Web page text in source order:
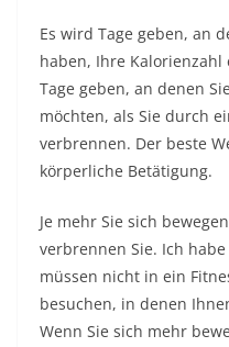
Es wird Tage geben, an
haben, Ihre
Tage geben, an denen
möchten, als Sie durch
verbrennen. Der beste
körperliche Betätigung.
Je mehr Sie sich
verbrennen Sie. Ich
müssen nicht in ein
besuchen, in denen
Wenn Sie sich mehr